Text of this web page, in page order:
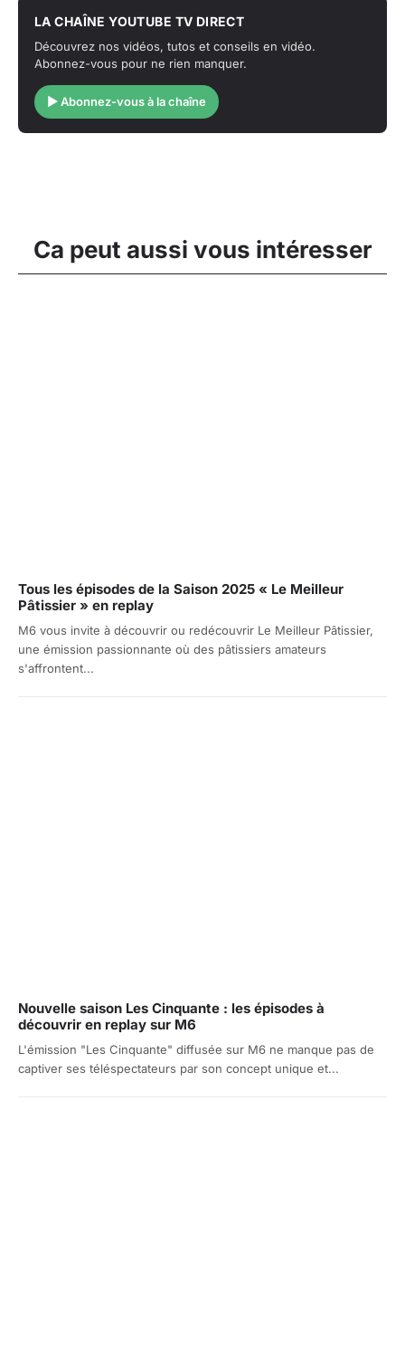
LA CHAÎNE YOUTUBE TV DIRECT
Découvrez nos vidéos, tutos et conseils en vidéo.
Abonnez-vous pour ne rien manquer.
▶ Abonnez-vous à la chaîne
Ca peut aussi vous intéresser
Tous les épisodes de la Saison 2025 « Le Meilleur
Pâtissier » en replay
M6 vous invite à découvrir ou redécouvrir Le Meilleur Pâtissier,
une émission passionnante où des pâtissiers amateurs
s'affrontent...
Nouvelle saison Les Cinquante : les épisodes à
découvrir en replay sur M6
L'émission "Les Cinquante" diffusée sur M6 ne manque pas de
captiver ses téléspectateurs par son concept unique et...